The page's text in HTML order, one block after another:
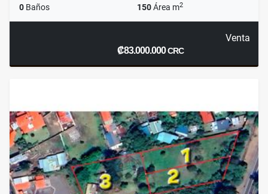
0 Baños 150Área m2
Venta
₡83.000.000CRC